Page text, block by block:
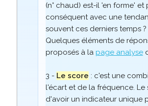
(n° chaud) est-il 'en forme' et
conséquent avec une
souvent ces derniers temps ?
Quelques éléments de
proposés à la page analyse
3 - Le score : c'est une
l'écart et de la fréquence. Le
d'avoir un indicateur unique